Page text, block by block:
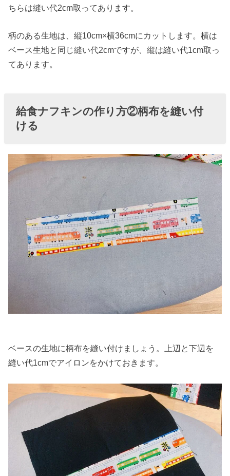
ちらは縫い代2cm取ってあります。
柄のある生地は、縦10cm×横36cmにカットします。横は
ベース生地と同じ縫い代2cmですが、縦は縫い代1cm取っ
てあります。
給食ナフキンの作り方②柄布を縫い付
ける
ベースの生地に柄布を縫い付けましょう。上辺と下辺を
縫い代1cmでアイロンをかけておきます。